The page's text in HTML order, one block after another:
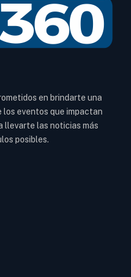
en brindarte una
eventos que impactan
llevarte las noticias más
posibles.